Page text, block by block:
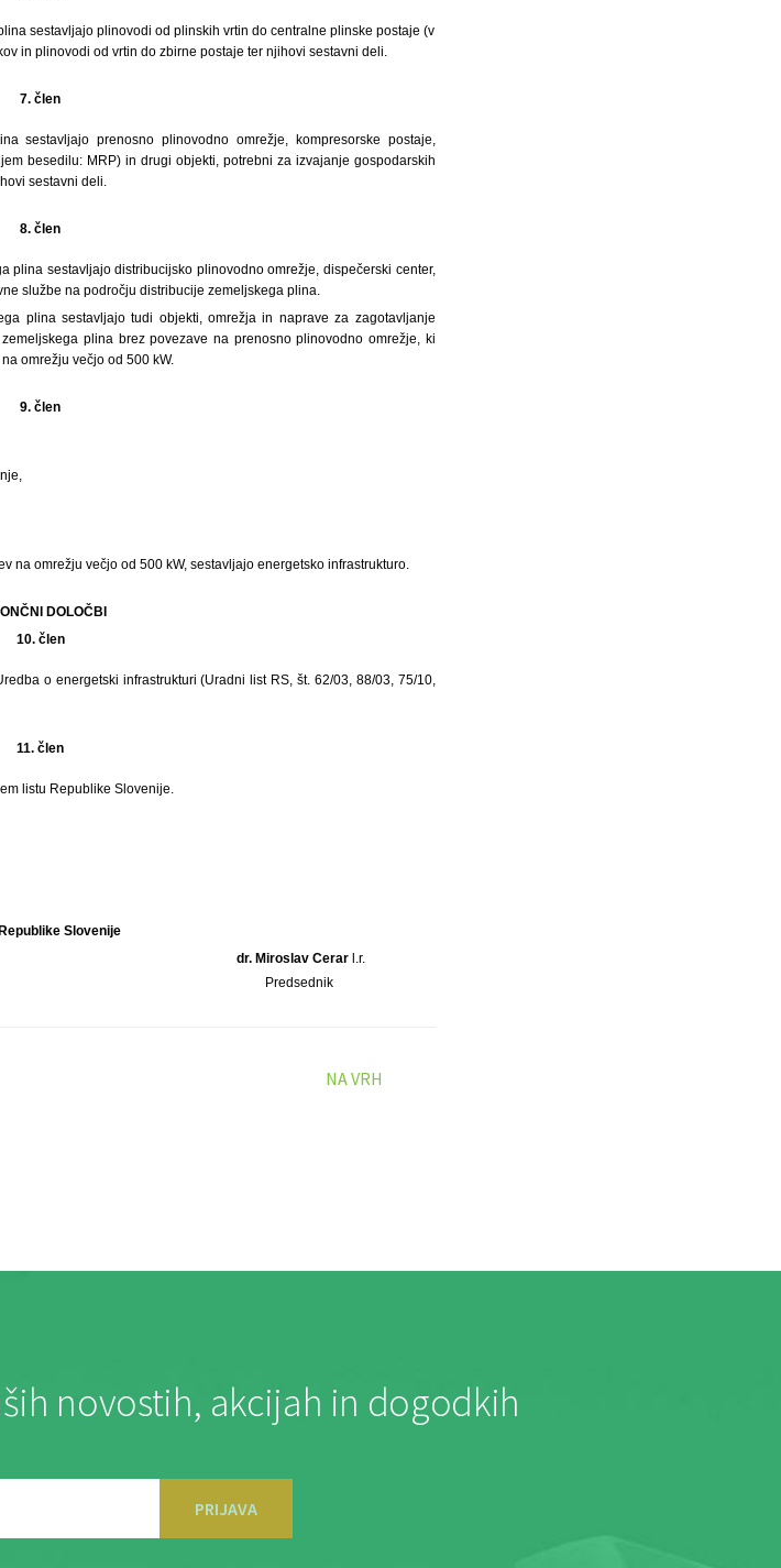
sestavljajo plinovodi od plinskih vrtin do centralne plinske postaje (v
in plinovodi od vrtin do zbirne postaje ter njihovi sestavni deli.
7. člen
sestavljajo prenosno plinovodno omrežje, kompresorske postaje,
besedilu: MRP) in drugi objekti, potrebni za izvajanje gospodarskih
sestavni deli.
8. člen
plina sestavljajo distribucijsko plinovodno omrežje, dispečerski center,
službe na področju distribucije zemeljskega plina.
plina sestavljajo tudi objekti, omrežja in naprave za zagotavljanje
plina brez povezave na prenosno plinovodno omrežje, ki
omrežju večjo od 500 kW.
9. člen
na omrežju večjo od 500 kW, sestavljajo energetsko infrastrukturo.
DOLOČBI
10. člen
o energetski infrastrukturi (Uradni list RS, št. 62/03, 88/03, 75/10,
11. člen
listu Republike Slovenije.
Slovenije
dr. Miroslav Cerar l.r.
Predsednik
NA VRH
novostih, akcijah in dogodkih
PRIJAVA